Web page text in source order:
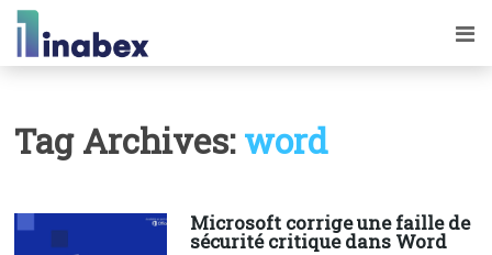
Tag Archives: word
Microsoft corrige une faille de
sécurité critique dans Word